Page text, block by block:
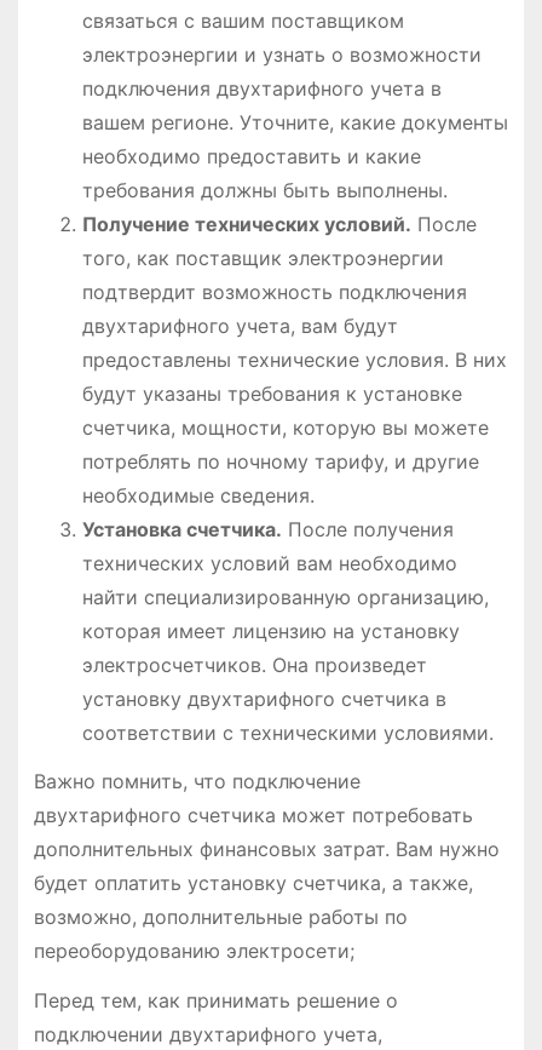
связаться с вашим поставщиком
электроэнергии и узнать о возможности
подключения двухтарифного учета в
вашем регионе. Уточните, какие документы
необходимо предоставить и какие
требования должны быть выполнены.
Получение технических условий. После
того, как поставщик электроэнергии
подтвердит возможность подключения
двухтарифного учета, вам будут
предоставлены технические условия. В них
будут указаны требования к установке
счетчика, мощности, которую вы можете
потреблять по ночному тарифу, и другие
необходимые сведения.
Установка счетчика. После получения
технических условий вам необходимо
найти специализированную организацию,
которая имеет лицензию на установку
электросчетчиков. Она произведет
установку двухтарифного счетчика в
соответствии с техническими условиями.
Важно помнить, что подключение
двухтарифного счетчика может потребовать
дополнительных финансовых затрат. Вам нужно
будет оплатить установку счетчика, а также,
возможно, дополнительные работы по
переоборудованию электросети;
Перед тем, как принимать решение о
подключении двухтарифного учета,